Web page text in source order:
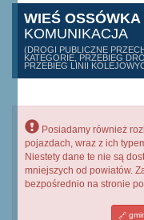
WIEŚ OSSÓWKA
KOMUNIKACJA
(DROGI PUBLICZNE
KATEGORIE, PRZEBIEG
PRZEBIEG LINII
Posiadamy również
pojazdach, wraz z ich
Niestety dane te nie są
mniejszych od powiatów.
bezpośrednio na stronie